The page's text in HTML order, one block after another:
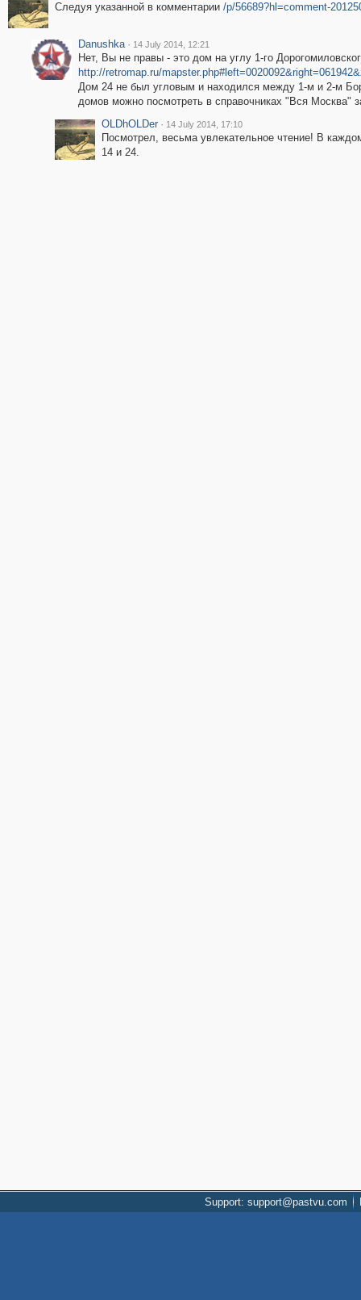
Следуя указанной в комментарии /p/56689?hl=comment-
Danushka · 14 July 2014, 12:21
Нет, Вы не правы - это дом на углу 1-го
http://retromap.ru/
Дом 24 не был угловым и находился между 1-м и 2-м
домов можно посмотреть в справочниках "Вся Москва"
OLDhOLDer · 14 July 2014, 17:10
Посмотрел, весьма увлекательное чтение! В
14 и 24.
Support: support@pastvu.com